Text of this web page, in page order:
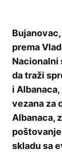
prema
Nacionalni
da traži
i
vezana za
Albanaca,
skladu sa